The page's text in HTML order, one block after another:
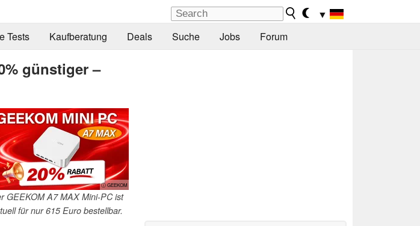
▼
Tests Kaufberatung Deals Suche Jobs Forum
günstiger –
ⓘ GEEKOM
GEEKOM A7 MAX Mini-PC ist
für nur 615 Euro bestellbar.